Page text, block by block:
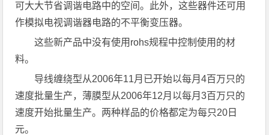
可大大节省调谐电路中的空间。此外，这些器件还可用
作模拟电视调谐器电路的不平衡变压器。
这些新产品中没有使用rohs规程中控制使用的材
料。
导线缠绕型从2006年11月已开始以每月4百万只的
速度批量生产，薄膜型从2006年12月以每月3百万只的
速度开始批量生产。两种样品的价格都定为每只20日
元。